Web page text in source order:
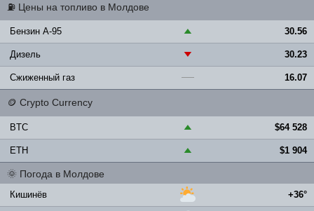
⛽ Цены на топливо в Молдове
Бензин A-95 ▲ 30.56
Дизель ▼ 30.23
Сжиженный газ — 16.07
🪙 Crypto Currency
BTC ▲ $64 528
ETH ▲ $1 904
🌞 Погода в Молдове
Кишинёв +36°